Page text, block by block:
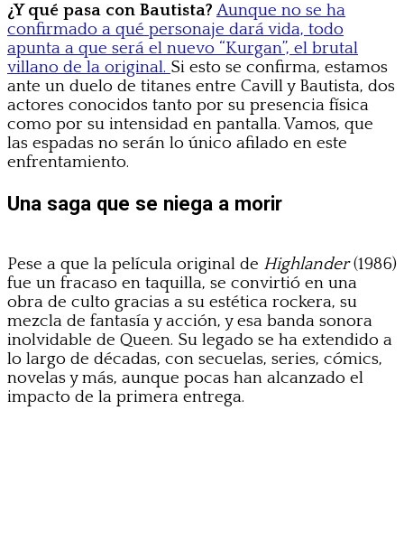
¿Y qué pasa con Bautista? Aunque no se ha
confirmado a qué personaje dará vida, todo
apunta a que será el nuevo “Kurgan”, el brutal
villano de la original. Si esto se confirma, estamos
ante un duelo de titanes entre Cavill y Bautista, dos
actores conocidos tanto por su presencia física
como por su intensidad en pantalla. Vamos, que
las espadas no serán lo único afilado en este
enfrentamiento.
Una saga que se niega a morir
Pese a que la película original de Highlander(1986)
fue un fracaso en taquilla, se convirtió en una
obra de culto gracias a su estética rockera, su
mezcla de fantasía y acción, y esa banda sonora
inolvidable de Queen. Su legado se ha extendido a
lo largo de décadas, con secuelas, series, cómics,
novelas y más, aunque pocas han alcanzado el
impacto de la primera entrega.